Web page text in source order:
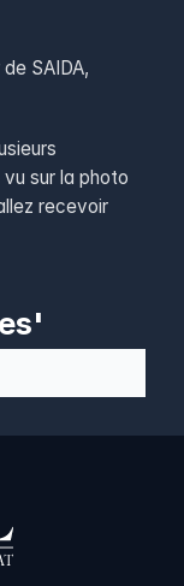
SAIDA,
sur la photo
recevoir